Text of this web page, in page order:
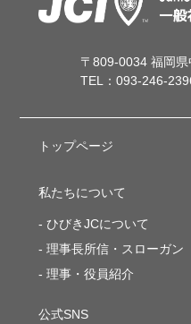
〒809-0034 福岡
TEL：093-246-
トップページ
私たちについて
ひびきJCについて
理事長所信・スローガン
理事・役員紹介
公式SNS